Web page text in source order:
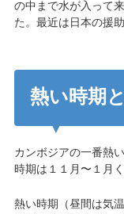
の中まで水が入って
た。最近は日本の援
熱い時期
カンボジアの一番熱
時期は１１月〜１月
熱い時期（昼間は気